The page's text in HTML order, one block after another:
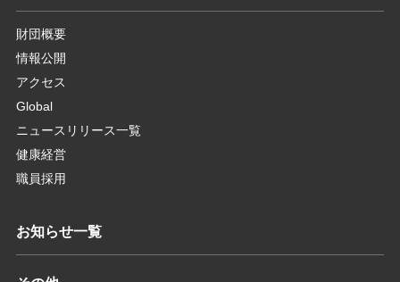
財団概要
情報公開
アクセス
Global
ニュースリリース一覧
健康経営
職員採用
お知らせ一覧